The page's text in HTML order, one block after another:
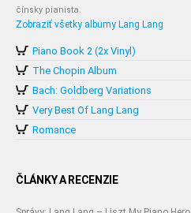
čínsky pianista.
Zobraziť všetky albumy Lang Lang
Piano Book 2 (2x Vinyl)
The Chopin Album
Bach: Goldberg Variations
Very Best Of Lang Lang
Romance
ČLÁNKY A RECENZIE